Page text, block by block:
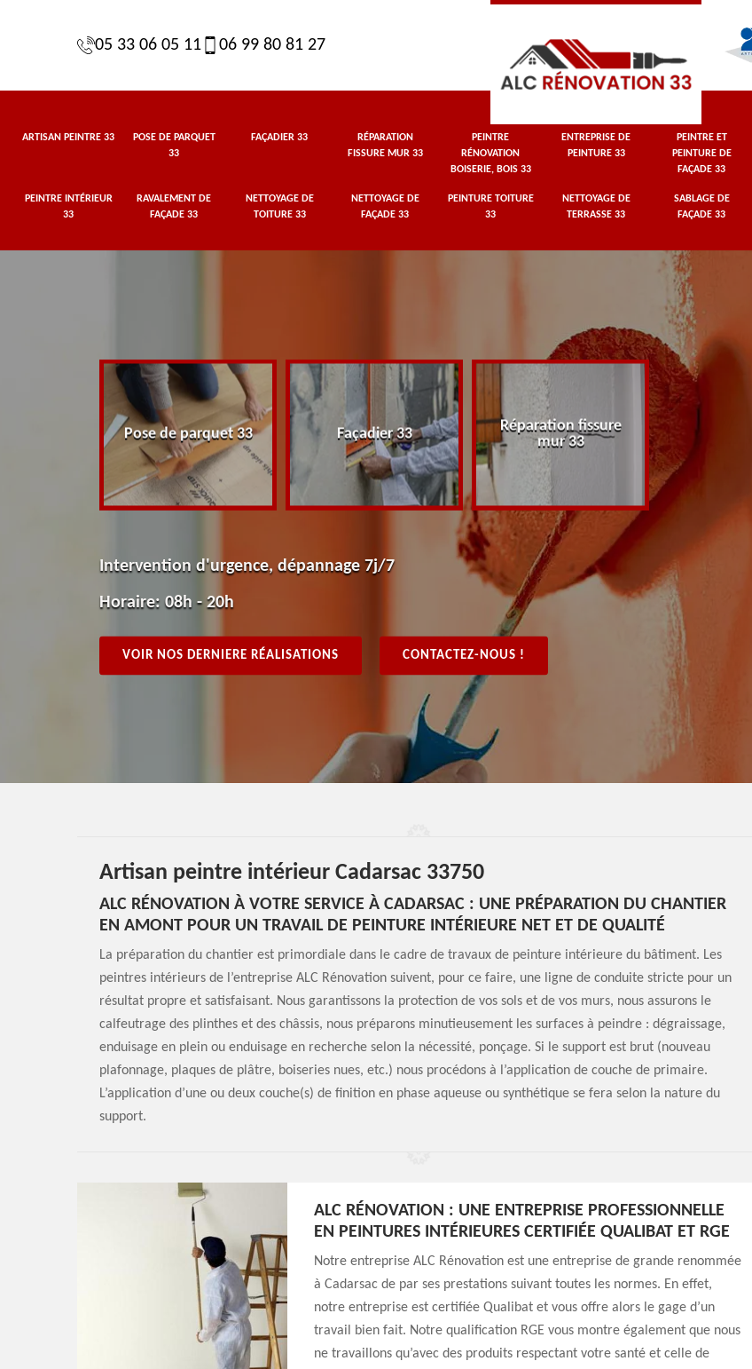
05 33 06 05 11 06 99 80 81 27
ARTISAN PEINTRE 33
POSE DE PARQUET
33
FAÇADIER 33
RÉPARATION
FISSURE MUR 33
PEINTRE
RÉNOVATION
BOISERIE, BOIS 33
ENTREPRISE DE
PEINTURE 33
PEINTRE ET
PEINTURE DE
FAÇADE 33
PEINTRE INTÉRIEUR
33
RAVALEMENT DE
FAÇADE 33
NETTOYAGE DE
TOITURE 33
NETTOYAGE DE
FAÇADE 33
PEINTURE TOITURE
33
NETTOYAGE DE
TERRASSE 33
SABLAGE DE
FAÇADE 33
Pose de parquet 33 Façadier 33
Réparation fissure
mur 33
Peintre
Intervention d'urgence, dépannage 7j/7
Horaire: 08h - 20h
VOIR NOS DERNIERE RÉALISATIONS CONTACTEZ-NOUS !
Artisan peintre intérieur Cadarsac 33750
ALC RÉNOVATION À VOTRE SERVICE À CADARSAC : UNE PRÉPARATION DU CHANTIER
EN AMONT POUR UN TRAVAIL DE PEINTURE INTÉRIEURE NET ET DE QUALITÉ
La préparation du chantier est primordiale dans le cadre de travaux de peinture intérieure du bâtiment. Les
peintres intérieurs de l’entreprise ALC Rénovation suivent, pour ce faire, une ligne de conduite stricte pour un
résultat propre et satisfaisant. Nous garantissons la protection de vos sols et de vos murs, nous assurons le
calfeutrage des plinthes et des châssis, nous préparons minutieusement les surfaces à peindre : dégraissage,
enduisage en plein ou enduisage en recherche selon la nécessité, ponçage. Si le support est brut (nouveau
plafonnage, plaques de plâtre, boiseries nues, etc.) nous procédons à l’application de couche de primaire.
L’application d’une ou deux couche(s) de finition en phase aqueuse ou synthétique se fera selon la nature du
support.
ALC RÉNOVATION : UNE ENTREPRISE PROFESSIONNELLE
EN PEINTURES INTÉRIEURES CERTIFIÉE QUALIBAT ET RGE
Notre entreprise ALC Rénovation est une entreprise de grande renommée
à Cadarsac de par ses prestations suivant toutes les normes. En effet,
notre entreprise est certifiée Qualibat et vous offre alors le gage d’un
travail bien fait. Notre qualification RGE vous montre également que nous
ne travaillons qu’avec des produits respectant votre santé et celle de